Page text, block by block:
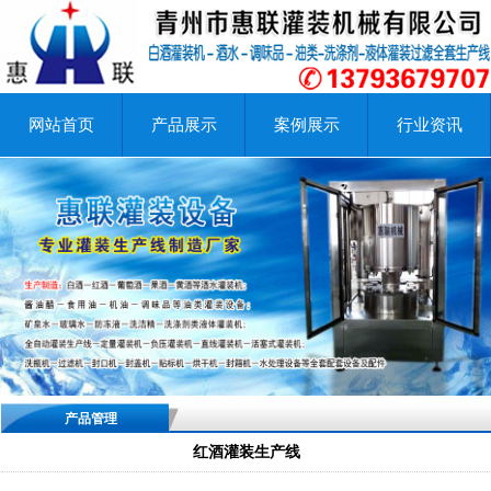
网站首页 产品展示 案例展示 行业资讯
产品管理
红酒灌装生产线